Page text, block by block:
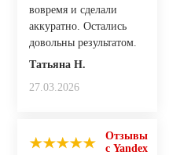
вовремя и сделали
аккуратно. Остались
довольны результатом.
Татьяна Н.
27.03.2026
Отзывы
с Yandex